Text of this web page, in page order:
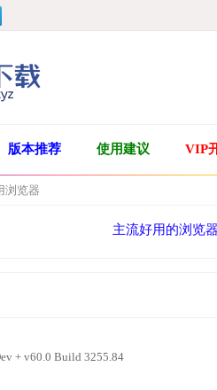
版本推荐 使用建议 VIP
浏览器
主流好用的浏览
+ v60.0 Build 3255.84